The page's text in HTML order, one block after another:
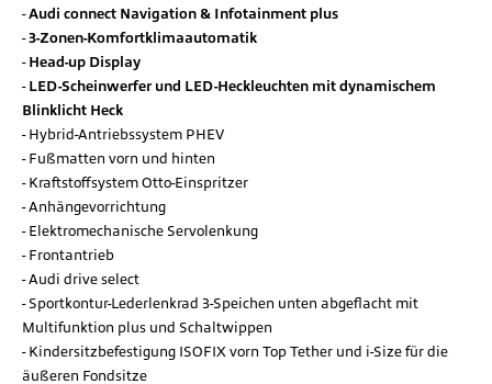
Audi connect Navigation & Infotainment plus
3-Zonen-Komfortklimaautomatik
Head-up Display
LED-Scheinwerfer und LED-Heckleuchten mit dynamischem
Blinklicht Heck
Hybrid-Antriebssystem PHEV
Fußmatten vorn und hinten
Kraftstoffsystem Otto-Einspritzer
Anhängevorrichtung
Elektromechanische Servolenkung
Frontantrieb
Audi drive select
Sportkontur-Lederlenkrad 3-Speichen unten abgeflacht mit
Multifunktion plus und Schaltwippen
Kindersitzbefestigung ISOFIX vorn Top Tether und i-Size für die
äußeren Fondsitze